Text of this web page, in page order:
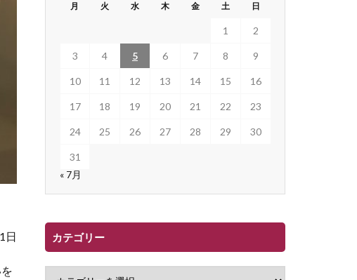
日
月 火 水 木 金 土 日
1 2
3 4 5 6 7 8 9
10 11 12 13 14 15 16
17 18 19 20 21 22 23
24 25 26 27 28 29 30
31
« 7月
カテゴリー